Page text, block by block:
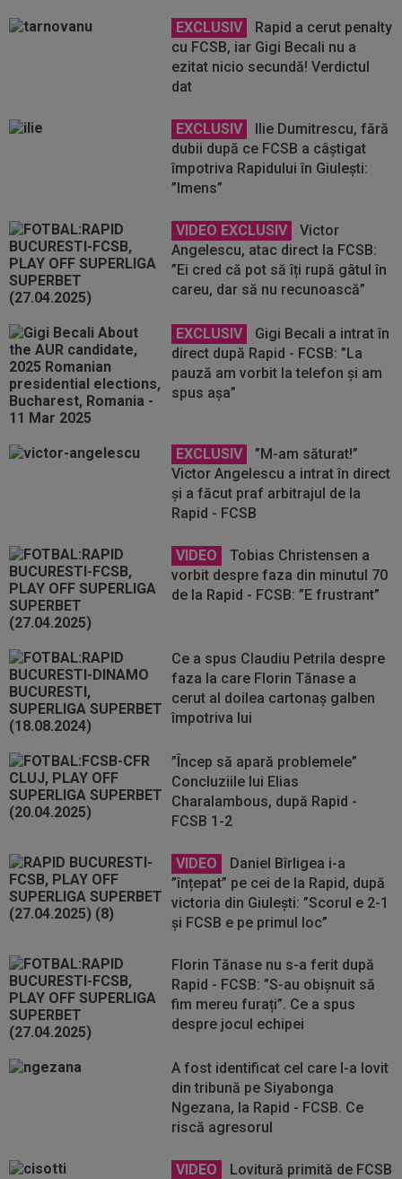
EXCLUSIV
Rapid a cerut penalty
cu FCSB, iar Gigi Becali nu a
ezitat nicio secundă! Verdictul
dat
EXCLUSIV
Ilie Dumitrescu, fără
dubii după ce FCSB a câștigat
împotriva Rapidului în Giulești:
”Imens”
VIDEO EXCLUSIV
Victor
Angelescu, atac direct la FCSB:
”Ei cred că pot să îți rupă gâtul în
careu, dar să nu recunoască”
EXCLUSIV
Gigi Becali a intrat în
direct după Rapid - FCSB: ”La
pauză am vorbit la telefon și am
spus așa”
EXCLUSIV
”M-am săturat!”
Victor Angelescu a intrat în direct
și a făcut praf arbitrajul de la
Rapid - FCSB
VIDEO
Tobias Christensen a
vorbit despre faza din minutul 70
de la Rapid - FCSB: ”E frustrant”
Ce a spus Claudiu Petrila despre
faza la care Florin Tănase a
cerut al doilea cartonaș galben
împotriva lui
”Încep să apară problemele”
Concluziile lui Elias
Charalambous, după Rapid -
FCSB 1-2
VIDEO
Daniel Bîrligea i-a
”înțepat” pe cei de la Rapid, după
victoria din Giulești: ”Scorul e 2-1
și FCSB e pe primul loc”
Florin Tănase nu s-a ferit după
Rapid - FCSB: ”S-au obișnuit să
fim mereu furați”. Ce a spus
despre jocul echipei
A fost identificat cel care l-a lovit
din tribună pe Siyabonga
Ngezana, la Rapid - FCSB. Ce
riscă agresorul
VIDEO Lovitură primită de FCSB